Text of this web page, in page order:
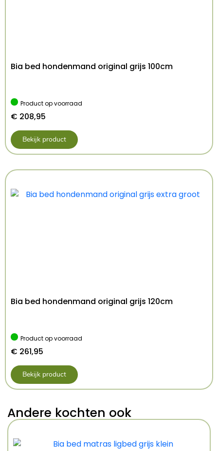
Bia bed hondenmand original grijs 100cm
Product op voorraad
€ 208,95
Bekijk product
Bia bed hondenmand original grijs 120cm
Product op voorraad
€ 261,95
Bekijk product
Andere kochten ook